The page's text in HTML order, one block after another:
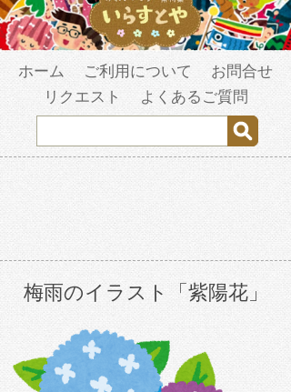
ホーム ご利用について
お問合せ
リクエスト
よくあるご質問
梅雨のイラスト「紫陽花」